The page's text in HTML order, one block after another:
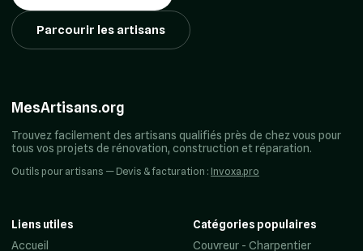
Parcourir les artisans
MesArtisans.org
Trouvez facilement des artisans qualifiés près de chez vous pour
tous vos projets de rénovation, construction et réparation.
Outils pour artisans — Devis & facturation : Invoxa.pro
Liens utiles
Accueil
Catégories populaires
Couvreur - Charpentier